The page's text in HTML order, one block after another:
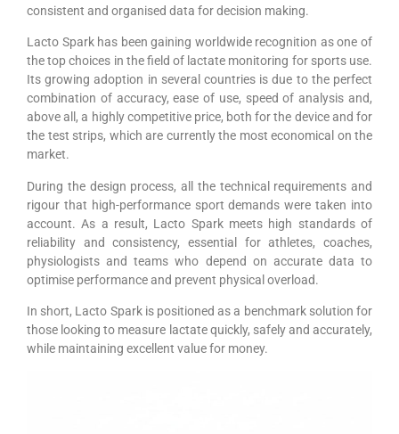
consistent and organised data for decision making.
Lacto Spark has been gaining worldwide recognition as one of
the top choices in the field of lactate monitoring for sports use.
Its growing adoption in several countries is due to the perfect
combination of accuracy, ease of use, speed of analysis and,
above all, a highly competitive price, both for the device and for
the test strips, which are currently the most economical on the
market.
During the design process, all the technical requirements and
rigour that high-performance sport demands were taken into
account. As a result, Lacto Spark meets high standards of
reliability and consistency, essential for athletes, coaches,
physiologists and teams who depend on accurate data to
optimise performance and prevent physical overload.
In short, Lacto Spark is positioned as a benchmark solution for
those looking to measure lactate quickly, safely and accurately,
while maintaining excellent value for money.